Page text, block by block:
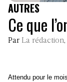
AUTRES
Ce que
Par La rédaction
Attendu pour le